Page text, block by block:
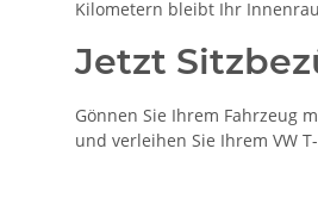
Kilometern bleibt Ihr
Jetzt
Gönnen Sie Ihrem Fahrzeug
und verleihen Sie Ihrem VW